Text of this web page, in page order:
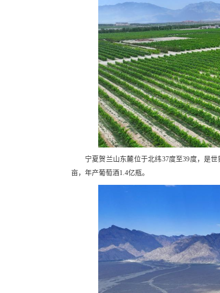
宁夏贺兰山东麓位于北纬37度至39度，是
亩，年产葡萄酒1.4亿瓶。